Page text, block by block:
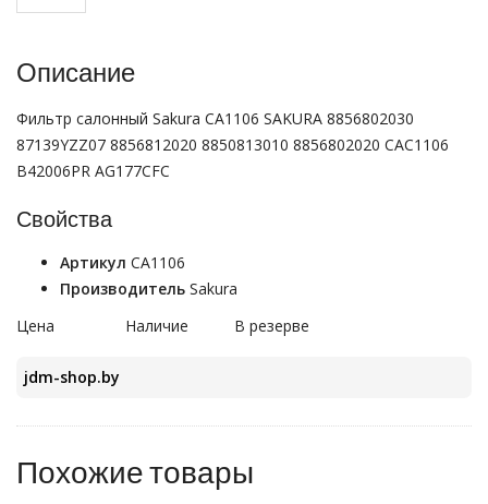
Описание
Фильтр салонный Sakura CA1106 SAKURA 8856802030
87139YZZ07 8856812020 8850813010 8856802020 CAC1106
B42006PR AG177CFC
Свойства
Артикул CA1106
Производитель Sakura
Цена
Наличие В резерве
jdm-shop.by
Похожие товары